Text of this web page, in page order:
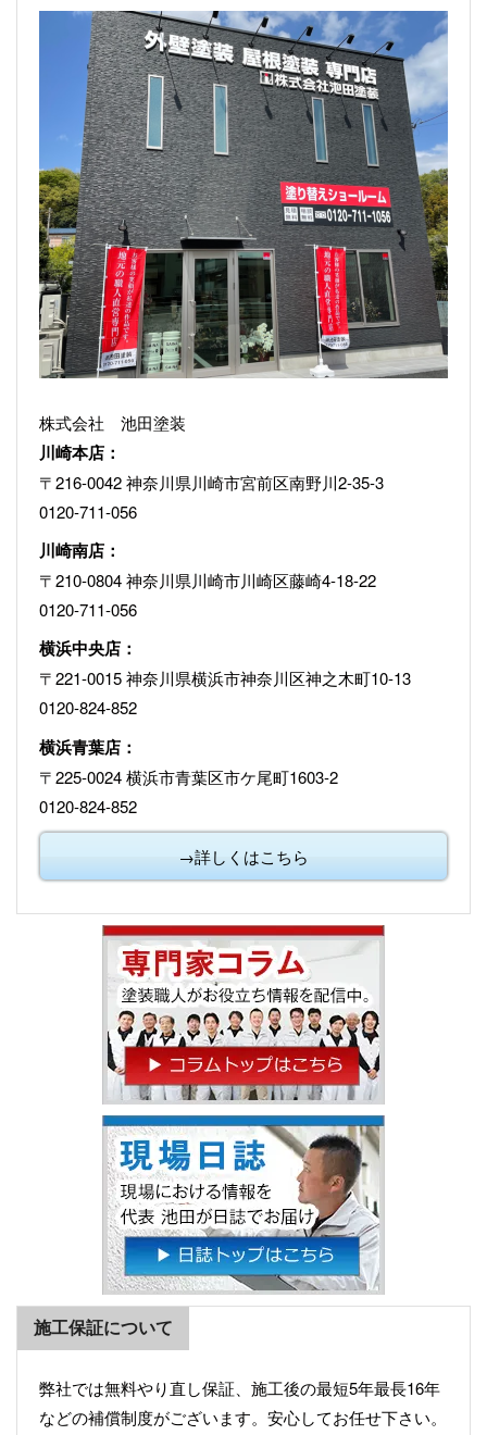
株式会社 池田塗装
川崎本店：
〒216-0042 神奈川県川崎市宮前区南野川2-35-3
0120-711-056
川崎南店：
〒210-0804 神奈川県川崎市川崎区藤崎4-18-22
0120-711-056
横浜中央店：
〒221-0015 神奈川県横浜市神奈川区神之木町10-13
0120-824-852
横浜青葉店：
〒225-0024 横浜市青葉区市ケ尾町1603-2
0120-824-852
→詳しくはこちら
施工保証について
弊社では無料やり直し保証、施工後の最短5年最長16年
などの補償制度がございます。安心してお任せ下さい。